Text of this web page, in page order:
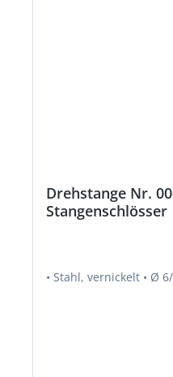
Drehstange Nr.
Stangenschlösser
• Stahl,